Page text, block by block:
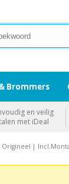
Origineel |
Brommers
en veilig
met iDeal